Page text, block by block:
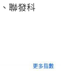
、聯發科